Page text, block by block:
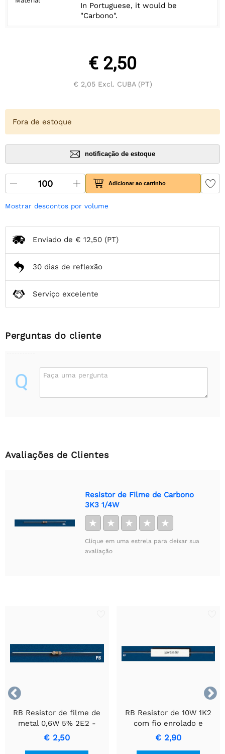
In Portuguese, it would be
"Carbono".
€ 2,50
€ 2,05Excl. CUBA (PT)
Fora de estoque
notificação de estoque
Adicionar ao carrinho
Mostrar descontos por volume
Enviado de € 12,50 (PT)
30 dias de reflexão
Serviço excelente
Perguntas do cliente
Q Faça uma pergunta
Avaliações de Clientes
Resistor de Filme de Carbono
3K3 1/4W
★ ★ ★ ★ ★
Clique em uma estrela para deixar sua
avaliação


RB Resistor de filme de
metal 0,6W 5% 2E2 -
Resistor de Precisão
Durável
€ 2,50
RB Resistor de 10W 1K2
com fio enrolado e
invólucro de cerâmica.
€ 2,90